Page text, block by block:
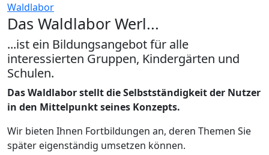
Waldlabor
Das Waldlabor Werl...
...ist ein Bildungsangebot für alle
interessierten Gruppen, Kindergärten und
Schulen.
Das Waldlabor stellt die Selbstständigkeit der Nutzer
in den Mittelpunkt seines Konzepts.
Wir bieten Ihnen Fortbildungen an, deren Themen Sie
später eigenständig umsetzen können.